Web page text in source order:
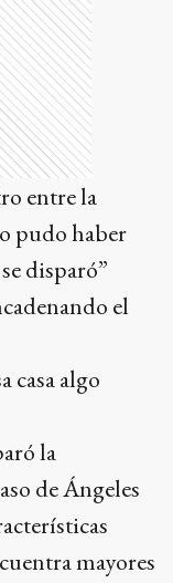
entre la
pudo haber
disparó”
el
casa algo
la
de Ángeles
mayores